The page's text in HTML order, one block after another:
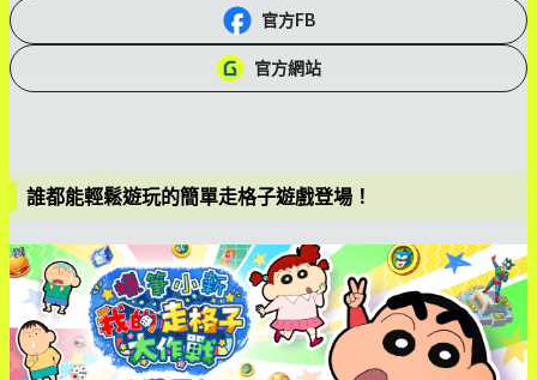
官方FB
官方網站
誰都能輕鬆遊玩的簡單走格子遊戲登場！